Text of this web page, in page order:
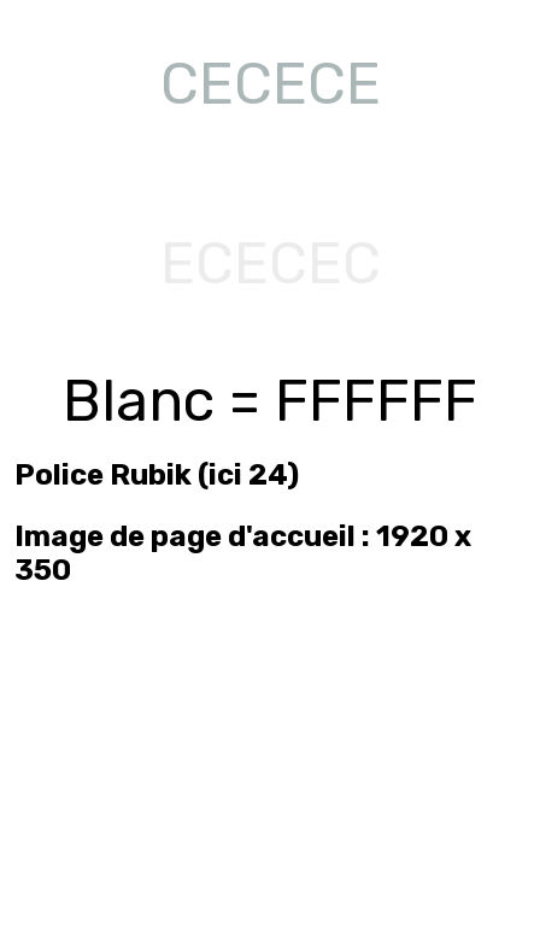
CECECE
Blanc = FFFFFF
Police Rubik (ici 24)
Image de page d'accueil : 1920 x
350